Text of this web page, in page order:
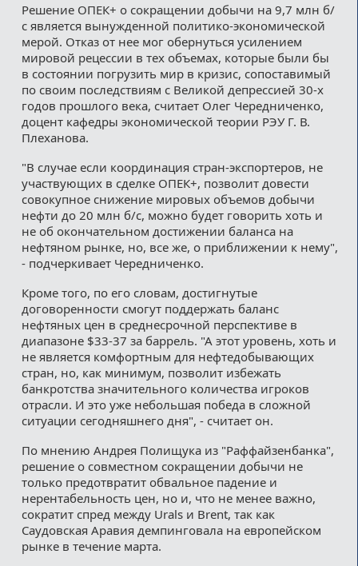
Решение ОПЕК+ о сокращении добычи на 9,7 млн б/
с является вынужденной политико-экономической
мерой. Отказ от нее мог обернуться усилением
мировой рецессии в тех объемах, которые были бы
в состоянии погрузить мир в кризис, сопоставимый
по своим последствиям с Великой депрессией 30-х
годов прошлого века, считает Олег Чередниченко,
доцент кафедры экономической теории РЭУ Г. В.
Плеханова.
"В случае если координация стран-экспортеров, не
участвующих в сделке ОПЕК+, позволит довести
совокупное снижение мировых объемов добычи
нефти до 20 млн б/с, можно будет говорить хоть и
не об окончательном достижении баланса на
нефтяном рынке, но, все же, о приближении к нему",
- подчеркивает Чередниченко.
Кроме того, по его словам, достигнутые
договоренности смогут поддержать баланс
нефтяных цен в среднесрочной перспективе в
диапазоне $33-37 за баррель. "А этот уровень, хоть и
не является комфортным для нефтедобывающих
стран, но, как минимум, позволит избежать
банкротства значительного количества игроков
отрасли. И это уже небольшая победа в сложной
ситуации сегодняшнего дня", - считает он.
По мнению Андрея Полищука из "Раффайзенбанка",
решение о совместном сокращении добычи не
только предотвратит обвальное падение и
нерентабельность цен, но и, что не менее важно,
сократит спред между Urals и Brent, так как
Саудовская Аравия демпинговала на европейском
рынке в течение марта.